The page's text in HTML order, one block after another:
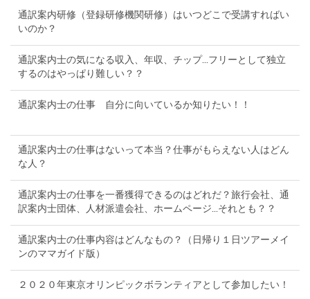
通訳案内研修（登録研修機関研修）はいつどこで受講すればい
いのか？
通訳案内士の気になる収入、年収、チップ...フリーとして独立
するのはやっぱり難しい？？
通訳案内士の仕事 自分に向いているか知りたい！！
通訳案内士の仕事はないって本当？仕事がもらえない人はどん
な人？
通訳案内士の仕事を一番獲得できるのはどれだ？旅行会社、通
訳案内士団体、人材派遣会社、ホームページ...それとも？？
通訳案内士の仕事内容はどんなもの？（日帰り１日ツアーメイ
ンのママガイド版）
２０２０年東京オリンピックボランティアとして参加したい！